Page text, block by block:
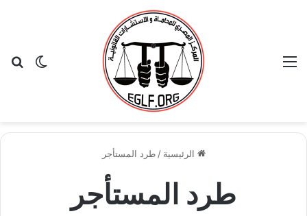
الوضع القائمة
الرئيسية / طرد المستأجر
طرد المستأجر